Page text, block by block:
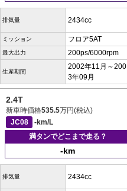
排気量 2434cc
ミッション フロア5AT
最大出力 200ps/6000rpm
生産期間
2002年11月～200
3年09月
2.4T
新車時価格535.5万円(税込)
JC08
-km/L
満タンでどこまで走る？
-km
排気量 2434cc